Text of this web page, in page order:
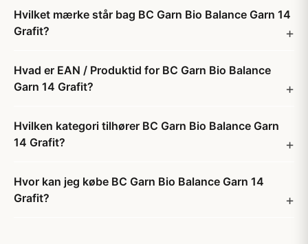
Hvilket mærke står bag BC Garn Bio Balance Garn 14
Grafit?
Hvad er EAN / Produktid for BC Garn Bio Balance
Garn 14 Grafit?
Hvilken kategori tilhører BC Garn Bio Balance Garn
14 Grafit?
Hvor kan jeg købe BC Garn Bio Balance Garn 14
Grafit?